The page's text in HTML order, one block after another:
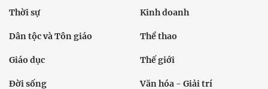
Thời sự Kinh doanh
Dân tộc và Tôn giáo Thể thao
Giáo dục Thế giới
Đời sống Văn hóa - Giải trí